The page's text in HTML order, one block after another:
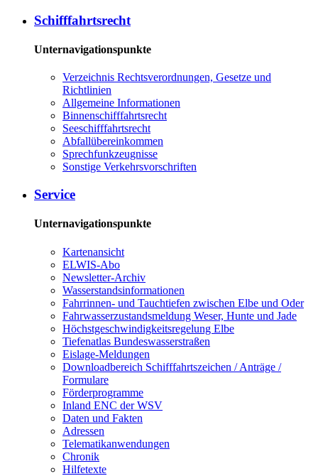
Schifffahrtsrecht
Unternavigationspunkte
Verzeichnis Rechtsverordnungen, Gesetze und
Richtlinien
Allgemeine Informationen
Binnenschifffahrtsrecht
Seeschifffahrtsrecht
Abfallübereinkommen
Sprechfunkzeugnisse
Sonstige Verkehrsvorschriften
Service
Unternavigationspunkte
Kartenansicht
ELWIS-Abo
Newsletter-Archiv
Wasserstandsinformationen
Fahrrinnen- und Tauchtiefen zwischen Elbe und Oder
Fahrwasserzustandsmeldung Weser, Hunte und Jade
Höchstgeschwindigkeitsregelung Elbe
Tiefenatlas Bundeswasserstraßen
Eislage-Meldungen
Downloadbereich Schifffahrtszeichen / Anträge /
Formulare
Förderprogramme
Inland ENC der WSV
Daten und Fakten
Adressen
Telematikanwendungen
Chronik
Hilfetexte